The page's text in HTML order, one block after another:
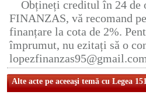
Obțineți creditul în 24 de
FINANZAS, vă recomand
finanțare la cota de 2%.
împrumut, nu ezitați să o
Alte acte pe aceeaşi temă cu Legea